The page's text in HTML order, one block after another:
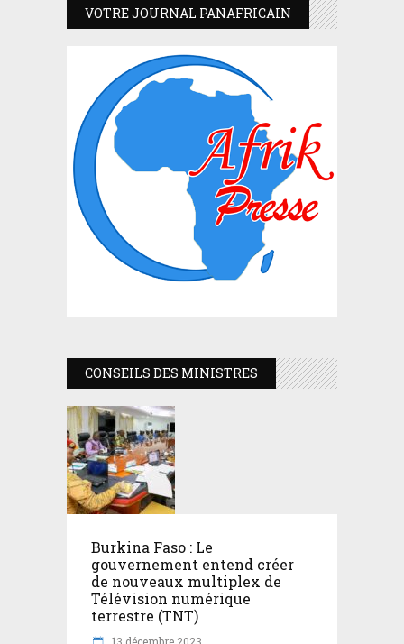
VOTRE JOURNAL PANAFRICAIN
CONSEILS DES MINISTRES
Burkina Faso : Le
gouvernement entend créer
de nouveaux multiplex de
Télévision numérique
terrestre (TNT)
13 décembre 2023